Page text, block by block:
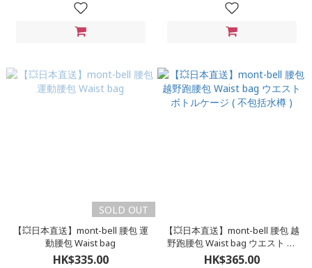
SOLD OUT
【💥日本直送】mont-bell 腰包 運
動腰包 Waist bag
HK$335.00
【💥日本直送】mont-bell 腰包 越
野跑腰包 Waist bag ウエスト ボ
トルケージ ( 不包括水樽 )
HK$365.00